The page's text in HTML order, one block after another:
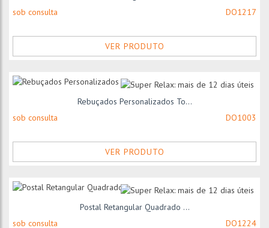
sob consulta
DO1217
VER PRODUTO
Rebuçados Personalizados To...
sob consulta
DO1003
VER PRODUTO
Postal Retangular Quadrado ...
sob consulta
DO1224